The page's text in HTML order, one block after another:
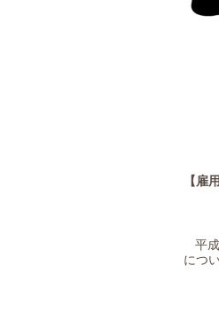
【雇
平
につ